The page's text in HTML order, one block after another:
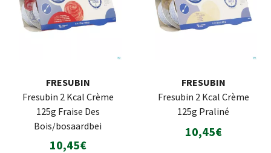
FRESUBIN
Fresubin 2 Kcal Crème
125g Fraise Des
Bois/bosaardbei
10,45€
FRESUBIN
Fresubin 2 Kcal Crème
125g Praliné
10,45€